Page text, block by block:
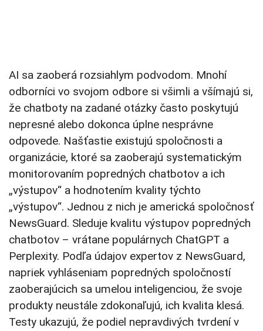
AI sa zaoberá rozsiahlym podvodom. Mnohí
odborníci vo svojom odbore si všimli a všímajú si,
že chatboty na zadané otázky často poskytujú
nepresné alebo dokonca úplne nesprávne
odpovede. Našťastie existujú spoločnosti a
organizácie, ktoré sa zaoberajú systematickým
monitorovaním popredných chatbotov a ich
„výstupov“ a hodnotením kvality týchto
„výstupov“. Jednou z nich je americká spoločnosť
NewsGuard. Sleduje kvalitu výstupov popredných
chatbotov – vrátane populárnych ChatGPT a
Perplexity. Podľa údajov expertov z NewsGuard,
napriek vyhláseniam popredných spoločností
zaoberajúcich sa umelou inteligenciou, že svoje
produkty neustále zdokonaľujú, ich kvalita klesá.
Testy ukazujú, že podiel nepravdivých tvrdení v